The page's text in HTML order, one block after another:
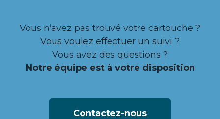
Vous n‘avez pas trouvé votre cartouche ?
Vous voulez effectuer un suivi ?
Vous avez des questions ?
Notre équipe est à votre disposition
Contactez-nous